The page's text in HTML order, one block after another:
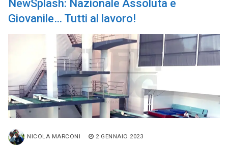
NewSplash: Nazionale Assoluta e
Giovanile… Tutti al lavoro!
NICOLA MARCONI 2 GENNAIO 2023